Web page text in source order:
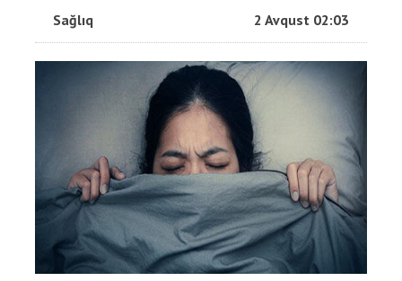
Sağlıq 2 Avqust 02:03